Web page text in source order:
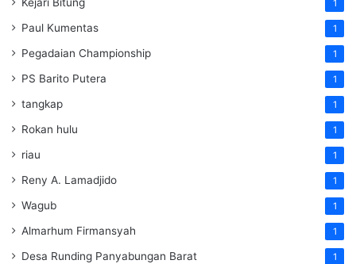
1
Paul Kumentas 1
Pegadaian Championship 1
PS Barito Putera 1
tangkap 1
Rokan hulu 1
riau 1
Reny A. Lamadjido 1
Wagub 1
Almarhum Firmansyah 1
Desa Runding Panyabungan Barat 1